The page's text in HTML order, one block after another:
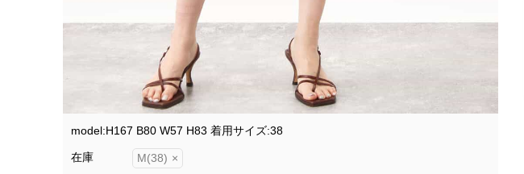
model:H167 B80 W57 H83 着用サイズ:38
在庫 M(38) ×